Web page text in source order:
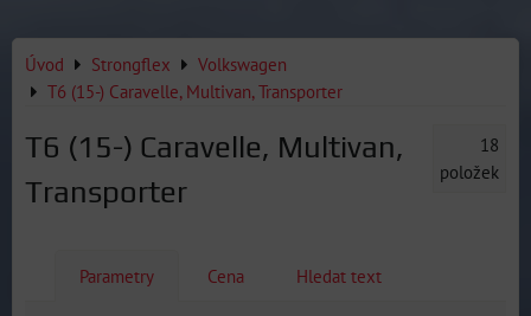
Úvod Strongflex
Volkswagen
T6 (15-) Caravelle, Multivan, Transporter
T6 (15-) Caravelle, Multivan,
Transporter
18
položek
Parametry Cena Hledat text